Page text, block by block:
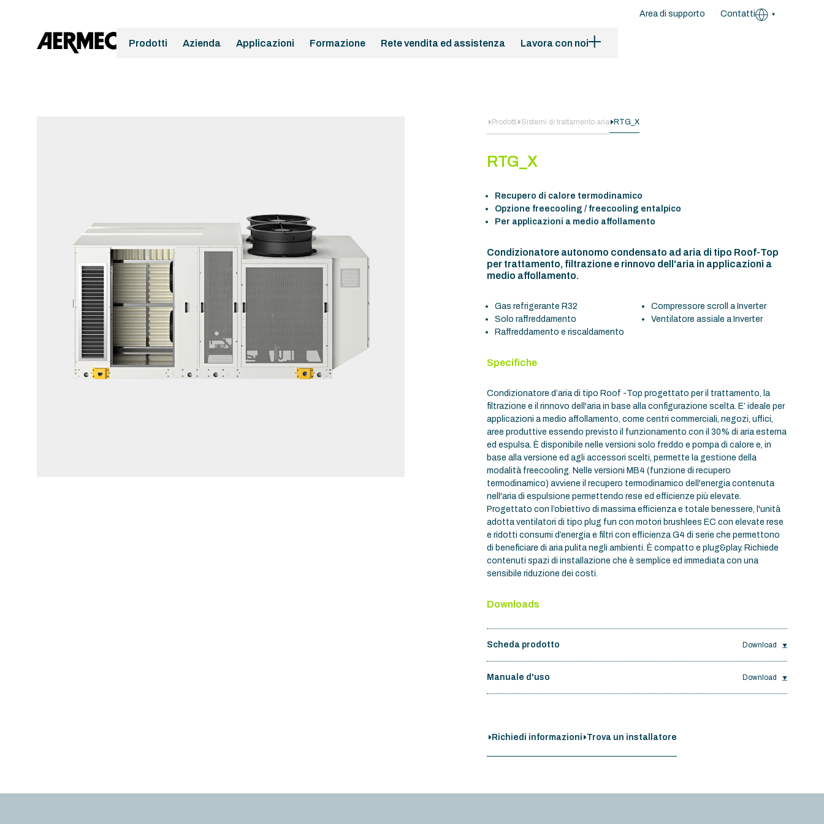
Area di supporto Contatti
Prodotti Azienda Applicazioni Formazione Rete vendita ed assistenza Lavora con noi
Prodotti Sistemi di trattamento aria RTG_X
RTG_X
Recupero di calore termodinamico
Opzione freecooling / freecooling entalpico
Per applicazioni a medio affollamento
Condizionatore autonomo condensato ad aria di tipo Roof-Top
per trattamento, filtrazione e rinnovo dell'aria in applicazioni a
medio affollamento.
Gas refrigerante R32
Solo raffreddamento
Raffreddamento e riscaldamento
Compressore scroll a Inverter
Ventilatore assiale a Inverter
Specifiche
Condizionatore d’aria di tipo Roof -Top progettato per il trattamento, la
filtrazione e il rinnovo dell'aria in base alla configurazione scelta. E’ ideale per
applicazioni a medio affollamento, come centri commerciali, negozi, uffici,
aree produttive essendo previsto il funzionamento con il 30% di aria esterna
ed espulsa. È disponibile nelle versioni solo freddo e pompa di calore e, in
base alla versione ed agli accessori scelti, permette la gestione della
modalità freecooling. Nelle versioni MB4 (funzione di recupero
termodinamico) avviene il recupero termodinamico dell'energia contenuta
nell'aria di espulsione permettendo rese ed efficienze più elevate.
Progettato con l’obiettivo di massima efficienza e totale benessere, l'unità
adotta ventilatori di tipo plug fun con motori brushlees EC con elevate rese
e ridotti consumi d’energia e filtri con efficienza G4 di serie che permettono
di beneficiare di aria pulita negli ambienti. È compatto e plug&play. Richiede
contenuti spazi di installazione che è semplice ed immediata con una
sensibile riduzione dei costi.
Downloads
Scheda prodotto Download
Manuale d'uso Download
Richiedi informazioni Trova un installatore